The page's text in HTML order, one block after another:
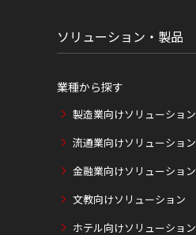
ソリューション・製品
業種から探す
製造業向けソリューション
流通業向けソリューション
金融業向けソリューション
文教向けソリューション
ホテル向けソリューション